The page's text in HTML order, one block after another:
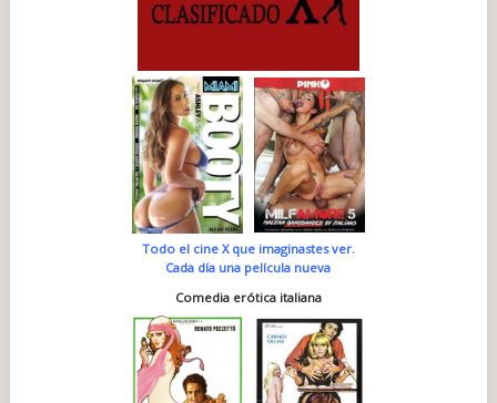
Todo el cine X que imaginastes ver.
Cada día una película nueva
Comedia erótica italiana